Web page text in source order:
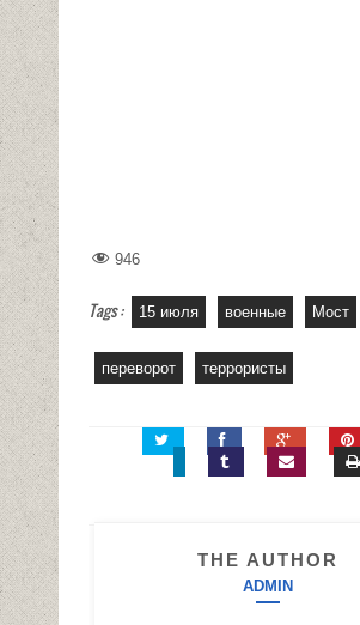
946
Tags : 15 июля военные Мост
переворот террористы
THE AUTHOR
ADMIN